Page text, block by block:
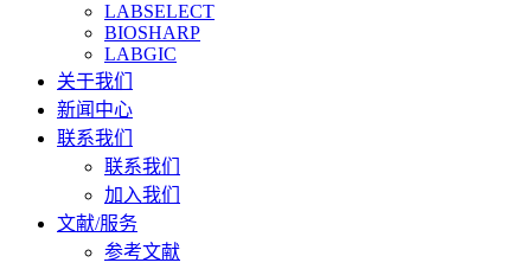
LABSELECT
BIOSHARP
LABGIC
关于我们
新闻中心
联系我们
联系我们
加入我们
文献/服务
参考文献